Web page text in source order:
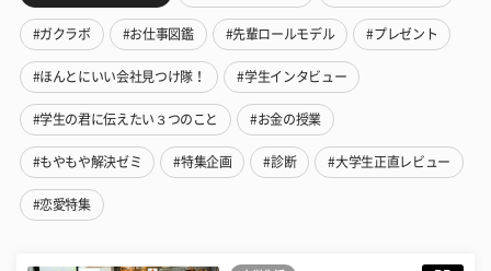
#ガクラボ #お仕事図鑑 #先輩ロールモデル #プレゼント
#ほんとにいい会社見つけ隊！ #学生インタビュー
#学生の君に伝えたい３つのこと #お金の授業
#もやもや解決ゼミ #特集企画 #診断 #大学生正直レビュー
#恋愛特集